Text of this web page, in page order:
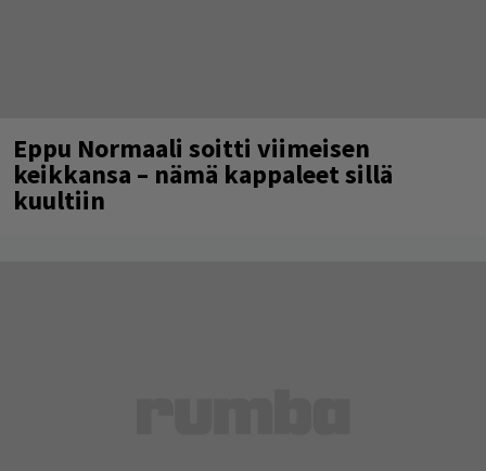
Eppu Normaali soitti viimeisen
keikkansa – nämä kappaleet sillä
kuultiin